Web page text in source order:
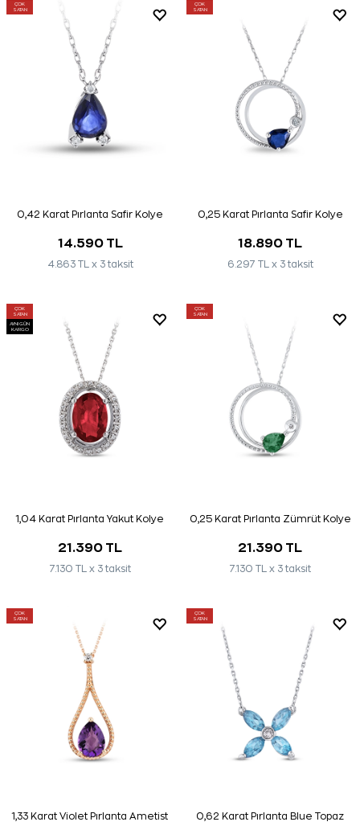
ÇOK
SATAN
0,42 Karat Pırlanta Safir Kolye
14.590 TL
4.863 TL x 3 taksit
ÇOK
SATAN
0,25 Karat Pırlanta Safir Kolye
18.890 TL
6.297 TL x 3 taksit
ÇOK
SATAN
AYNI GÜN
KARGO
1,04 Karat Pırlanta Yakut Kolye
21.390 TL
7.130 TL x 3 taksit
ÇOK
SATAN
0,25 Karat Pırlanta Zümrüt Kolye
21.390 TL
7.130 TL x 3 taksit
ÇOK
SATAN
1,33 Karat Violet Pırlanta Ametist
ÇOK
SATAN
0,62 Karat Pırlanta Blue Topaz